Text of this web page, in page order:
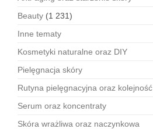
Beauty (1 231)
Inne tematy
Kosmetyki naturalne oraz DIY
Pielęgnacja skóry
Rutyna pielęgnacyjna oraz kolejność
Serum oraz koncentraty
Skóra wrażliwa oraz naczynkowa